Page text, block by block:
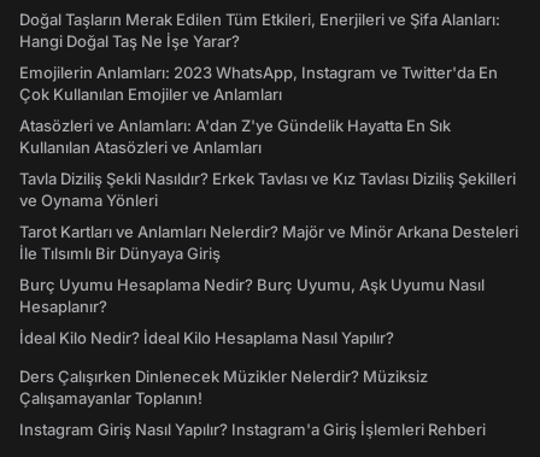
Doğal Taşların Merak Edilen Tüm Etkileri, Enerjileri ve Şifa Alanları:
Hangi Doğal Taş Ne İşe Yarar?
Emojilerin Anlamları: 2023 WhatsApp, Instagram ve Twitter'da En
Çok Kullanılan Emojiler ve Anlamları
Atasözleri ve Anlamları: A'dan Z'ye Gündelik Hayatta En Sık
Kullanılan Atasözleri ve Anlamları
Tavla Diziliş Şekli Nasıldır? Erkek Tavlası ve Kız Tavlası Diziliş Şekilleri
ve Oynama Yönleri
Tarot Kartları ve Anlamları Nelerdir? Majör ve Minör Arkana Desteleri
İle Tılsımlı Bir Dünyaya Giriş
Burç Uyumu Hesaplama Nedir? Burç Uyumu, Aşk Uyumu Nasıl
Hesaplanır?
İdeal Kilo Nedir? İdeal Kilo Hesaplama Nasıl Yapılır?
Ders Çalışırken Dinlenecek Müzikler Nelerdir? Müziksiz
Çalışamayanlar Toplanın!
Instagram Giriş Nasıl Yapılır? Instagram'a Giriş İşlemleri Rehberi